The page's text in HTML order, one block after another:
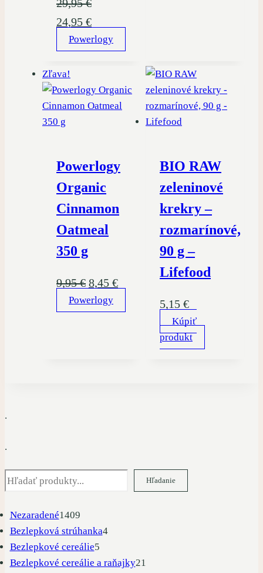
29,95€
Pôvodná
cena
29,95 €.
24,95 €Aktuálna
cena
Powerlogy
Zľava!
Powerlogy
Organic
Cinnamon
Oatmeal
350 g
9,95€ Pôvodná
cena
8,45 €Aktuálna
Powerlogy
BIO RAW
zeleninové
krekry –
rozmarínové,
90 g –
Lifefood
5,15 €
Kúpiť
produkt
.
.
Hľadať Hľadanie
Nezaradené14091409
produktov
Bezlepková strúhanka44
Bezlepkové cereálie55
produktov
Bezlepkové cereálie a raňajky21